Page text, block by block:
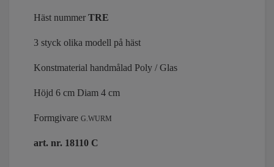
Häst nummer TRE
3 styck olika modell på häst
Konstmaterial handmålad Poly / Glas
Höjd 6 cm Diam 4 cm
Formgivare G.WURM
art. nr. 18110 C